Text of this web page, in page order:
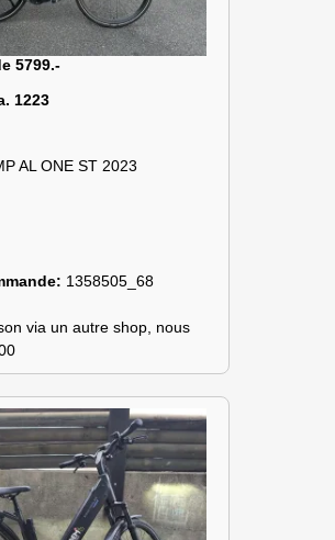
5799.-
1223
AL ONE ST 2023
1358505_68
via un autre shop, nous